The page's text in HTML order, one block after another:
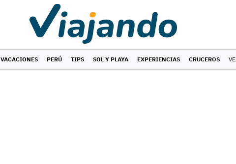
VACACIONES PERÚ TIPS SOL Y PLAYA EXPERIENCIAS CRUCEROS